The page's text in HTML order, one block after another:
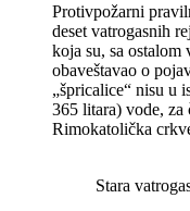
Protivpožarni
deset vatrogasnih
koja su, sa ostalom
obaveštavao o
„špricalice“ nisu u
365 litara) vode, za
Rimokatolička
Stara